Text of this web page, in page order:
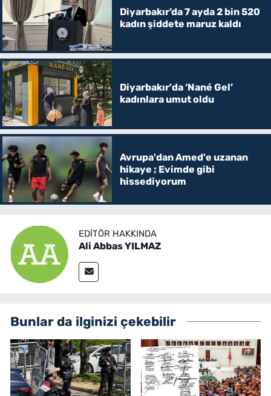
Diyarbakır’da 7 ayda 2 bin 520
kadın şiddete maruz kaldı
Diyarbakır'da ‘Nané Gel’
kadınlara umut oldu
Avrupa'dan Amed'e uzanan
hikaye ; Evimde gibi
hissediyorum
EDITÖR HAKKINDA
Ali Abbas YILMAZ
Bunlar da ilginizi çekebilir